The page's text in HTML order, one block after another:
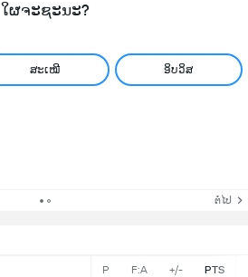
ໃຜຈະຊະນະ?
ສະເໝີ ອິບວິສ
ຕໍ່ໄປ
P F:A +/- PTS